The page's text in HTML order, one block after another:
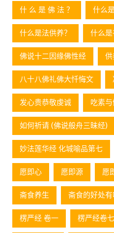
什 么 是 佛 法 ？ 什么
什么是法供养？ 什么
佛说十二因缘佛性经 供
八十八佛礼佛大忏悔文
发心贵恭敬虔诚 吃素
如何祈请 (佛说般舟三昧经)
妙法莲华经 化城喻品第七
愿即心 愿即源 愿
斋食养生 斋食的好处有
楞严经 卷一 楞严经卷七